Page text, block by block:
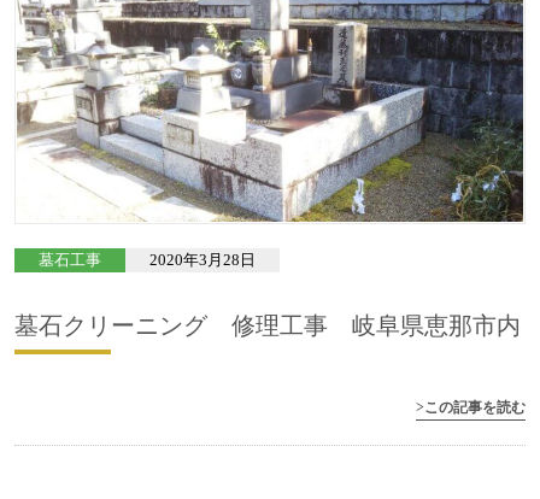
墓石工事 2020年3月28日
墓石クリーニング 修理工事 岐阜県恵那市内
>この記事を読む